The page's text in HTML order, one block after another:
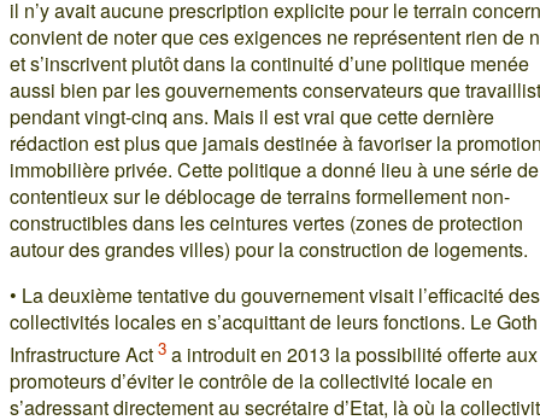
il n’y avait aucune prescription explicite pour le terrain
convient de noter que ces exigences ne représentent rien de
et s’inscrivent plutôt dans la continuité d’une politique menée
aussi bien par les gouvernements conservateurs que
pendant vingt-cinq ans. Mais il est vrai que cette dernière
rédaction est plus que jamais destinée à favoriser la
immobilière privée. Cette politique a donné lieu à une série de
contentieux sur le déblocage de terrains formellement non-
constructibles dans les ceintures vertes (zones de protection
autour des grandes villes) pour la construction de logements.
• La deuxième tentative du gouvernement visait l’efficacité des
collectivités locales en s’acquittant de leurs fonctions. Le
Infrastructure Act 3 a introduit en 2013 la possibilité offerte aux
promoteurs d’éviter le contrôle de la collectivité locale en
s’adressant directement au secrétaire d’Etat, là où la